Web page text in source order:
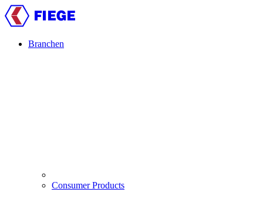
Direkt
zum
Branchen
Consumer Products